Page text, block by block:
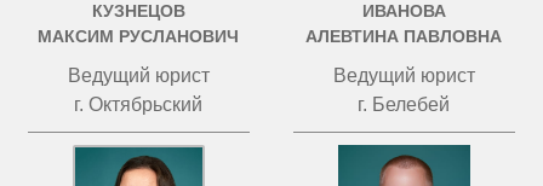
КУЗНЕЦОВ
МАКСИМ РУСЛАНОВИЧ
Ведущий юрист
г. Октябрьский
ИВАНОВА
АЛЕВТИНА ПАВЛОВНА
Ведущий юрист
г. Белебей